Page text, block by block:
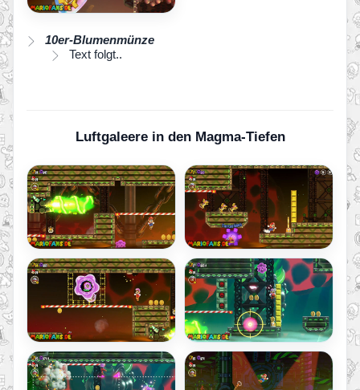
10er-Blumenmünze
Text folgt..
Luftgaleere in den Magma-Tiefen